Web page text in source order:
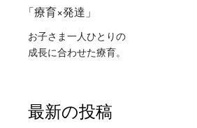
「療育×発達」
お子さま一人ひとりの
成長に合わせた療育。
最新の投稿